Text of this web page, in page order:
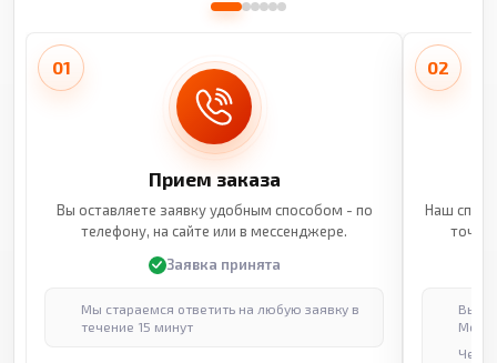
01
Прием заказа
Вы оставляете заявку удобным способом - по
телефону, на сайте или в мессенджере.
Заявка принята
Мы стараемся ответить на любую заявку в
течение 15 минут
02
Наш